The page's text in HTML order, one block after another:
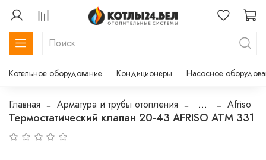
Котельное оборудование Кондиционеры Насосное
Главная Арматура и трубы отопления ... Afriso
Термостатический клапан 20-43 AFRISO ATM 331